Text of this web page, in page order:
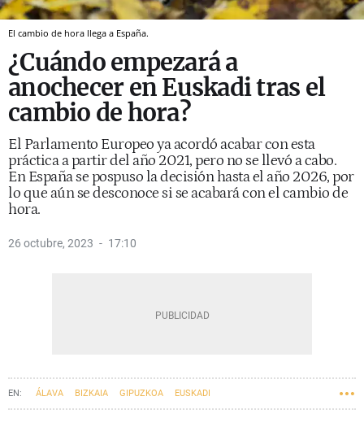
El cambio de hora llega a España.
¿Cuándo empezará a
anochecer en Euskadi tras el
cambio de hora?
El Parlamento Europeo ya acordó acabar con esta
práctica a partir del año 2021, pero no se llevó a cabo.
En España se pospuso la decisión hasta el año 2026, por
lo que aún se desconoce si se acabará con el cambio de
hora.
26 octubre, 2023 17:10
ÁLAVA BIZKAIA GIPUZKOA EUSKADI